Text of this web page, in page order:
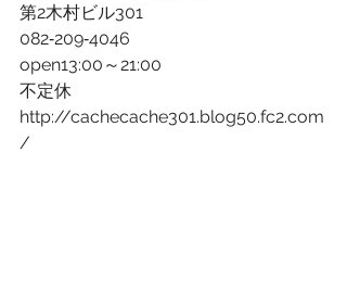
第2木村ビル301
082‐209‐4046
open13:00～21:00
不定休
http://cachecache301.blog50.fc2.com
/